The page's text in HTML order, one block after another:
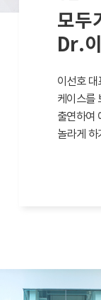
모두
Dr.
이선호
케이스를
출연하여
놀라게 하